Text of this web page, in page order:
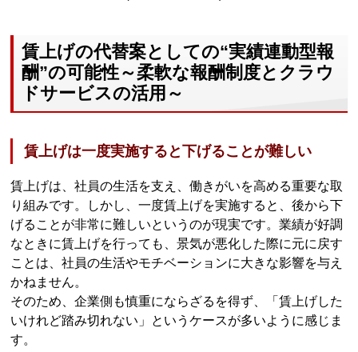
賃上げの代替案としての“実績連動型報
酬”の可能性～柔軟な報酬制度とクラウ
ドサービスの活用～
賃上げは一度実施すると下げることが難しい
賃上げは、社員の生活を支え、働きがいを高める重要な取
り組みです。しかし、一度賃上げを実施すると、後から下
げることが非常に難しいというのが現実です。業績が好調
なときに賃上げを行っても、景気が悪化した際に元に戻す
ことは、社員の生活やモチベーションに大きな影響を与え
かねません。
そのため、企業側も慎重にならざるを得ず、「賃上げした
いけれど踏み切れない」というケースが多いように感じま
す。